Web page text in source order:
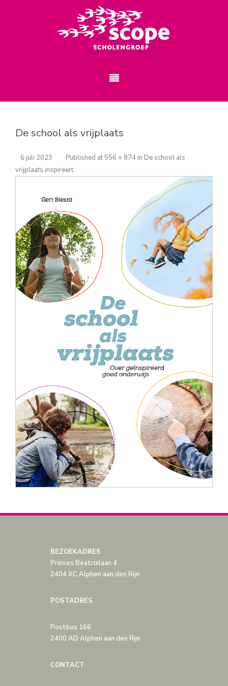
De school als vrijplaats
Published
6 juli 2023 at556 × 874 in De school als
vrijplaats inspireert.
BEZOEKADRES
Prinses Beatrixlaan 4
2404 XC Alphen aan den Rijn
POSTADRES
Postbus 166
2400 AD Alphen aan den Rijn
CONTACT